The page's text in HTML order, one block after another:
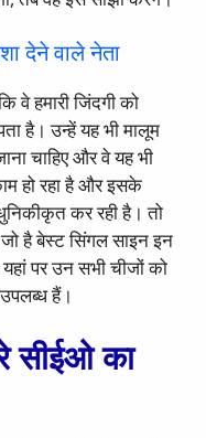
देने वाले नेता
वे हमारी जिंदगी को
है। उन्हें यह भी मालूम
चाहिए और वे यह भी
हो रहा है और इसके
कर रही है। तो
है बेस्ट सिंगल साइन इन
पर उन सभी चीजों को
हैं।
सीईओ का